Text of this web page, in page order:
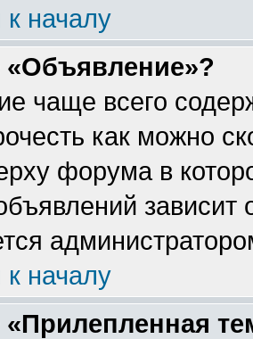
к началу
«Объявление»?
чаще всего
как можно
форума в
зависит
к началу
«Прилепленная